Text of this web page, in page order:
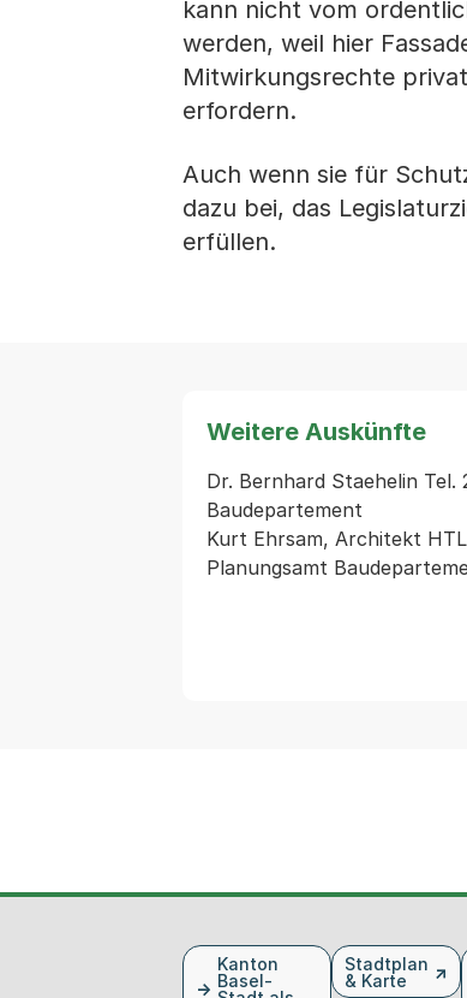
kann nicht vom
werden, weil hier
Mitwirkungsrechte
erfordern.
Auch wenn sie für
dazu bei, das
erfüllen.
Weitere Auskünfte
Dr. Bernhard Staehelin
Baudepartement
Kurt Ehrsam, Architekt
Kanton
Basel-
Stadtplan
& Karte